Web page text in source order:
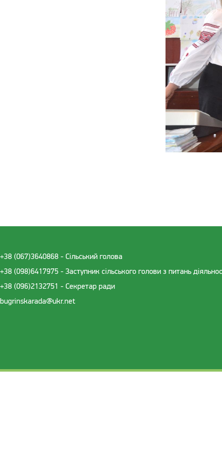
+38 (067)3640868 - Cільський голова
+38 (098)6417975 - Заступник сільського голови з питань
+38 (096)2132751 - Секретар ради
bugrinskarada@ukr.net